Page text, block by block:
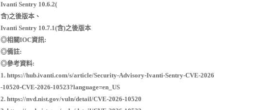
Ivanti Sentry 10.6.2(
含)之後版本、
Ivanti Sentry 10.7.1(含)之後版本
◎相關IOC資訊:
◎備註:
◎參考資料:
1. https://hub.ivanti.com/s/article/Security-Advisory-Ivanti-Sentry-CVE-2026
-10520-CVE-2026-10523?language=en_US
2. https://nvd.nist.gov/vuln/detail/CVE-2026-10520